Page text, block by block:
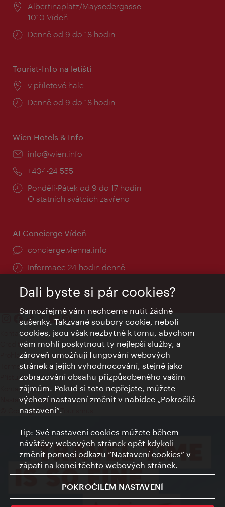
Místo:
Albertinaplatz/Maysedergasse
1010 Vídeň
Provozní
Denně od 9 do 18 hodin
Tourist-Info na letišti
Místo:
v příletové hale
Provozní
Denně od 9 do 18 hodin
Wien Hotels & Info
E-
info@wien.info
Telefon:
+43-1-24 555
Provozní
doba:
Pondělí-Pátek od 9 do 17 hodin
O státních svátcích zavřeno
AI Concierge Vídeň
concierge.vienna.info
Informace 24 hodin denně
Kontakty
Credits
Prohlášení o ochraně osobních údajů
Terms of Use
Přístupnost
Kontakt pro tisk
Nastavení cookies
© Copyright Wien Tourismus
Dali byste si pár cookies?
Samozřejmě vám nechceme nutit žádné
sušenky. Takzvané soubory cookie, neboli
cookies, jsou však nezbytné k tomu, abychom
vám mohli poskytnout ty nejlepší služby, a
zároveň umožňují fungování webových
stránek a jejich vyhodnocování, stejně jako
zobrazování obsahu přizpůsobeného vašim
zájmům. Pokud si toto nepřejete, můžete
výchozí nastavení změnit v nabídce „Pokročilá
nastavení“.
Tip: Své nastavení cookies můžete během
návštěvy webových stránek opět kdykoli
změnit pomocí odkazu “Nastavení cookies” v
zápatí na konci těchto webových stránek.
POKROČILÉM NASTAVENÍ